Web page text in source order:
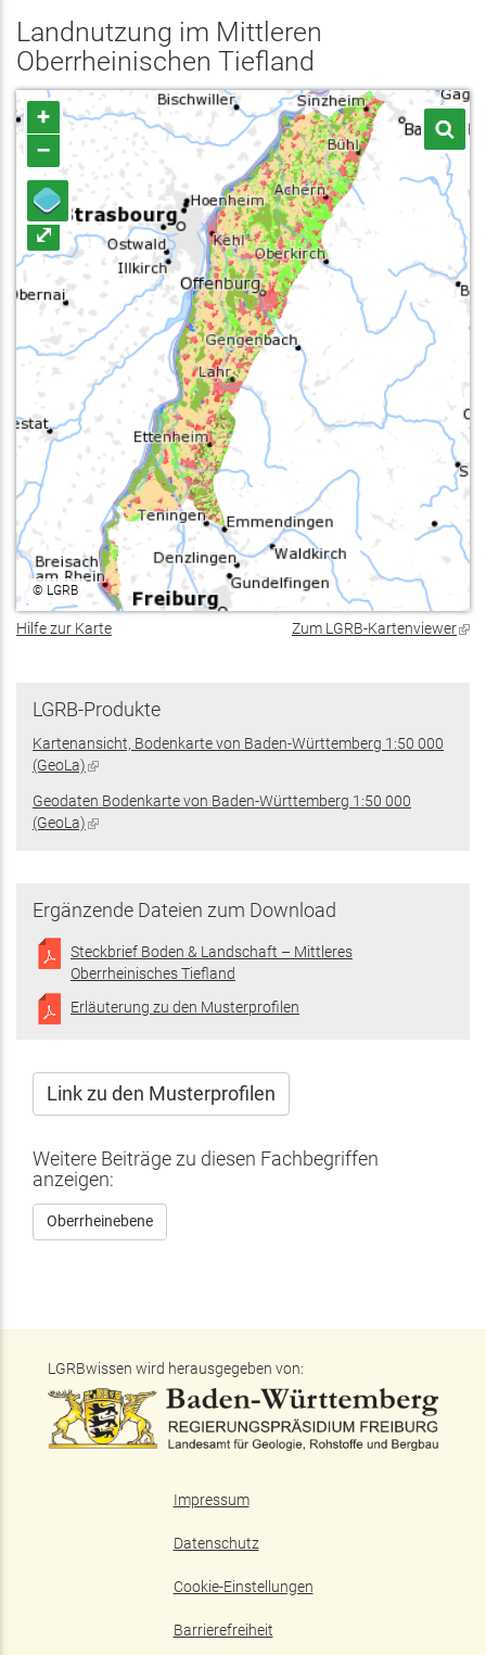
Landnutzung im Mittleren
Oberrheinischen Tiefland
+
–
⤢
© LGRB
Hilfe zur Karte Zum LGRB-Kartenviewer
LGRB-Produkte
Kartenansicht, Bodenkarte von Baden-Württemberg 1:50 000
(GeoLa)(Link
extern)
Geodaten Bodenkarte von Baden-Württemberg 1:50 000
(GeoLa)(Link
Ergänzende Dateien zum Download
Steckbrief Boden & Landschaft – Mittleres
Oberrheinisches Tiefland
Erläuterung zu den Musterprofilen
Link zu den Musterprofilen
Weitere Beiträge zu diesen Fachbegriffen
anzeigen:
Oberrheinebene
LGRBwissen wird herausgegeben von:
Impressum
Datenschutz
Cookie-Einstellungen
Barrierefreiheit